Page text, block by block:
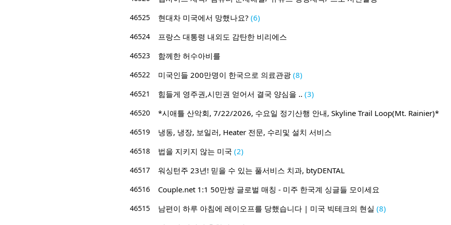
46525 현대차 미국에서 망했나요? (6)
46524 프랑스 대통령 내외도 감탄한 비리에스
46523 함께한 허수아비를
46522 미국인들 200만명이 한국으로 의료관광 (8)
46521 힘들게 영주권,시민권 얻어서 결국 양심을 .. (3)
46520 *시애틀 산악회, 7/22/2026, 수요일 정기산행 안내, Skyline Trail Loop(Mt. Rainier)*
46519 냉동, 냉장, 보일러, Heater 전문, 수리및 설치 서비스
46518 법을 지키지 않는 미국 (2)
46517 워싱턴주 23년! 믿을 수 있는 풀서비스 치과, btyDENTAL
46516 Couple.net 1:1 50만쌍 글로벌 매칭 - 미주 한국계 싱글들 모이세요
46515 남편이 하루 아침에 레이오프를 당했습니다 | 미국 빅테크의 현실 (8)